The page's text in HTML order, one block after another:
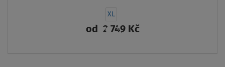
XL
od 2 749 Kč